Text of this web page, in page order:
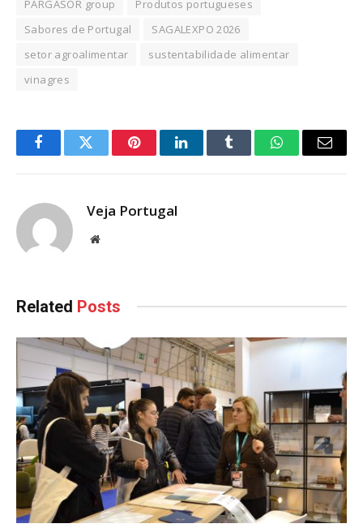
PARGASOR group
Produtos portugueses
Sabores de Portugal
SAGALEXPO 2026
setor agroalimentar
sustentabilidade alimentar
vinagres
FacebookTwitter PinterestLinkedInTumblr WhatsAppEmail
Veja Portugal
Website
Related Posts